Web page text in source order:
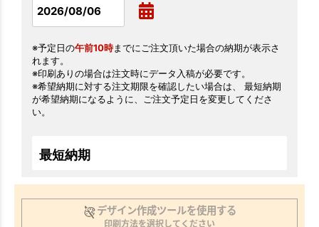
※予定日の午前10時までにご注文頂いた場合の納期が表示さ
れます。
※印刷ありの場合は注文時にデータ入稿が必要です。
※希望納期に対する注文期限を確認したい場合は、 最短納期
が希望納期になるように、ご注文予定日を変更してくださ
い。
最短納期
デザイン作成ツールを使用する
印刷方法を選択してください